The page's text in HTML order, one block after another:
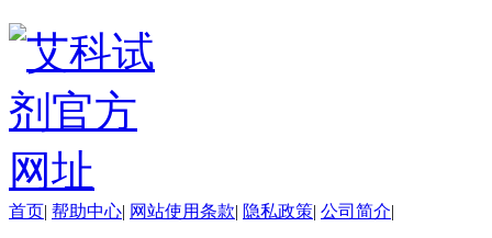
铯
铷
镱
铂
钐
铒
钕
铥
首页| 帮助中心| 网站使用条款| 隐私政策| 公司简介|